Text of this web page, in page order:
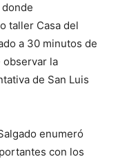
taller Casa del
a 30 minutos de
observar la
de San Luis
enumeró
con los